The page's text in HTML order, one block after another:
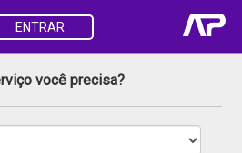
ENTRAR
você precisa?